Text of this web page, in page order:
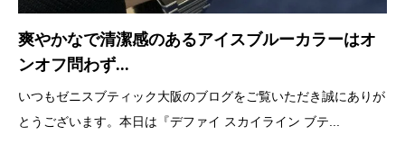
爽やかなで清潔感のあるアイスブルーカラーはオ
ンオフ問わず...
いつもゼニスブティック大阪のブログをご覧いただき誠にありが
とうございます。本日は『デファイ スカイライン ブテ...